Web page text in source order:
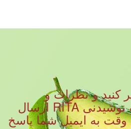
کنید و نظرات و
سوالات خود را به نوشیدنی RITA ارسال
وقت به ایمیل شما پاسخ